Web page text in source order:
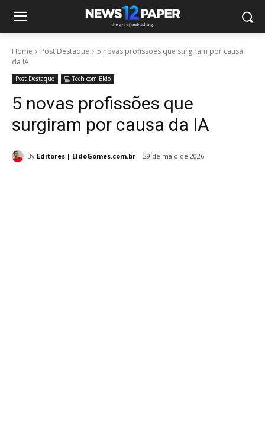
Home Post Destaque
5 novas profissões que surgiram por causa
da IA
Post Destaque 💻 Tech com Eldo
5 novas profissões que
surgiram por causa da IA
By Editores | EldoGomes.com.br 29 de maio de 2026